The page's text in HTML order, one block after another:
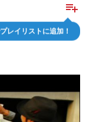
playlist_add
レイリストに追加！